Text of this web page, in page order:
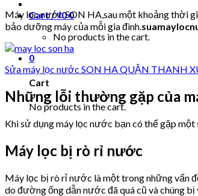
Cart /₫00
No products in the cart.
0
Cart
No products in the cart.
Máy lọc nước SON HA,sau một khoảng thời
bảo dưỡng máy của mỗi gia đình.
Sửa máy lọc nước SON HA QUẬN THANH
Những lỗi thường gặp của
Khi sử dụng máy lọc nước bạn có thể gặp một
Máy lọc bị rò rỉ nước
Máy lọc bị rò rỉ nước là một trong những vấn
do đường ống dẫn nước đã quá cũ và chúng